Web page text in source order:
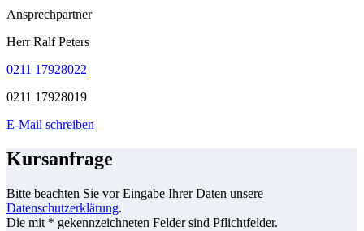
Ansprechpartner
Herr Ralf Peters
0211 17928022
0211 17928019
E-Mail schreiben
Kursanfrage
Bitte beachten Sie vor Eingabe Ihrer Daten unsere
Datenschutzerklärung.
Die mit * gekennzeichneten Felder sind Pflichtfelder.